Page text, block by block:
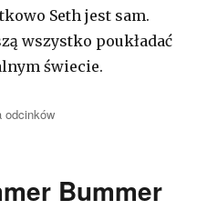
Seth jest sam.
wszystko poukładać
świecie.
odcinków
Bummer